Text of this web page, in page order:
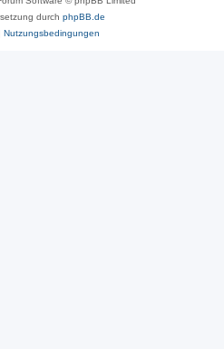
durch phpBB.de
Nutzungsbedingungen